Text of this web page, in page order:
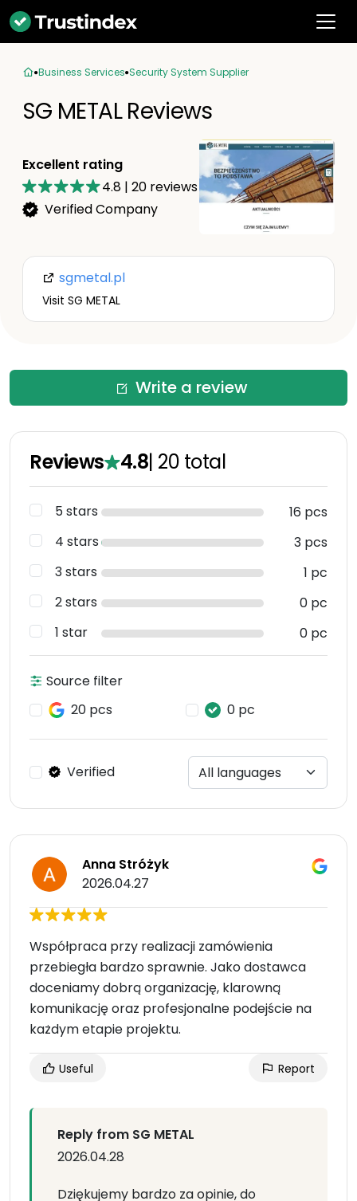
Business Services Security System Supplier
SG METAL Reviews
Excellent rating
4.8 | 20 reviews
Verified Company
sgmetal.pl
Visit SG METAL
Write a review
Reviews 4.8| 20 total
5 stars
16 pcs
4 stars
3 pcs
3 stars
1 pc
2 stars
0 pc
1 star
0 pc
Source filter
20 pcs
0 pc
Verified
Anna Stróżyk
2026.04.27
Współpraca przy realizacji zamówienia
przebiegła bardzo sprawnie. Jako dostawca
doceniamy dobrą organizację, klarowną
komunikację oraz profesjonalne podejście na
każdym etapie projektu.
Useful Report
Reply from SG METAL
2026.04.28
Dziękujemy bardzo za opinie, do